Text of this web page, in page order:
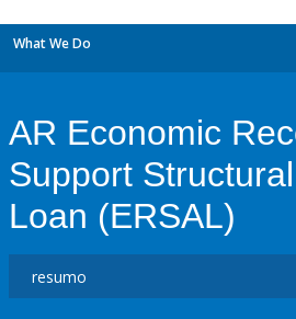
What We Do
AR Economic
Support
Loan (ERSAL)